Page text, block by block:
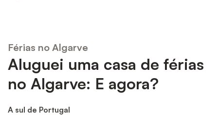
Férias no Algarve
Aluguei uma casa de férias
no Algarve: E agora?
A sul de Portugal